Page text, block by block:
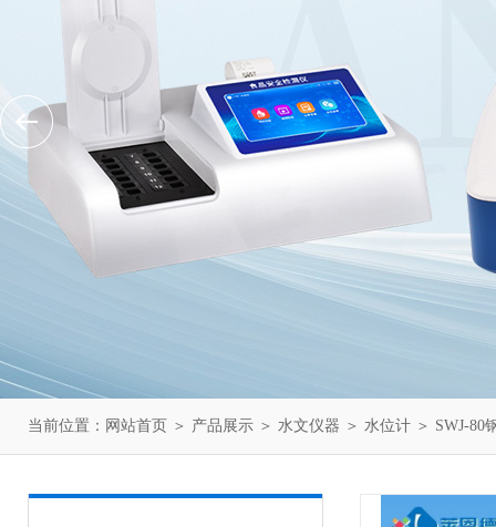
当前位置： 网站首页 ＞ 产品展示 ＞ 水文仪器 ＞ 水位计 ＞ SWJ-80